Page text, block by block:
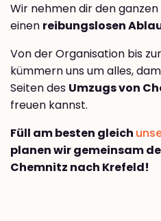
Wir nehmen dir den
einen reibungslosen
Von der Organisation bis
kümmern uns um alles,
Seiten des Umzugs von
freuen kannst.
Füll am besten gleich
planen wir gemeinsam
Chemnitz nach Krefeld!